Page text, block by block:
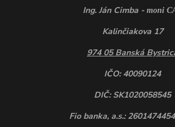
Ing. Ján Cimba - moni
Kalinčiakova 17
974 05 Banská
IČO: 40090124
DIČ: SK1020058545
Fio banka, a.s.: